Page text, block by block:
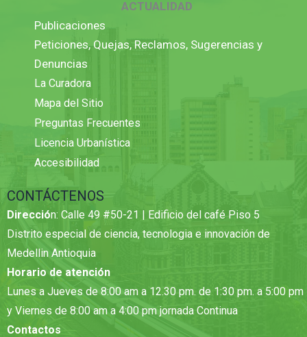
ACTUALIDAD
Publicaciones
Peticiones, Quejas, Reclamos, Sugerencias y
Denuncias
La Curadora
Mapa del Sitio
Preguntas Frecuentes
Licencia Urbanística
Accesibilidad
CONTÁCTENOS
Dirección: Calle 49 #50-21 | Edificio del café Piso 5
Distrito especial de ciencia, tecnologia e innovación de
Medellin Antioquia
Horario de atención
Lunes a Jueves de 8:00 am a 12.30 pm. de 1:30 pm. a 5:00 pm
y Viernes de 8:00 am a 4:00 pm jornada Continua
Contactos